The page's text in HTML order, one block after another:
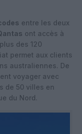
entre les deux
ont accès à
des 120
permet aux clients
australiennes. De
voyager avec
de 50 villes en
du Nord.